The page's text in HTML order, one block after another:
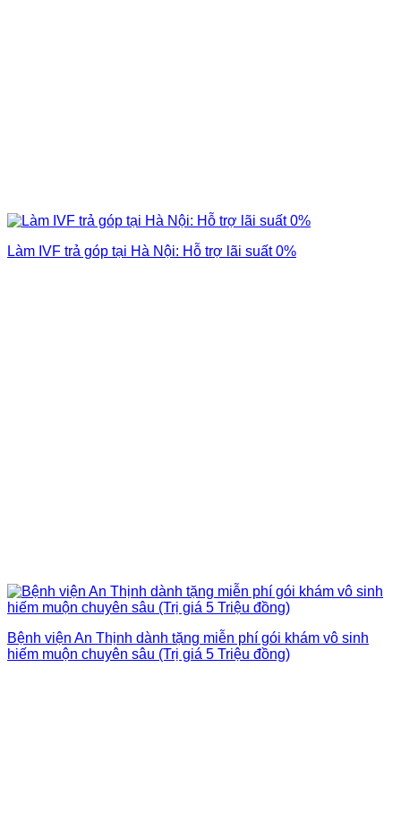
Làm IVF trả góp tại Hà Nội: Hỗ trợ lãi suất 0%
Bệnh viện An Thịnh dành tặng miễn phí gói khám vô sinh
hiếm muộn chuyên sâu (Trị giá 5 Triệu đồng)